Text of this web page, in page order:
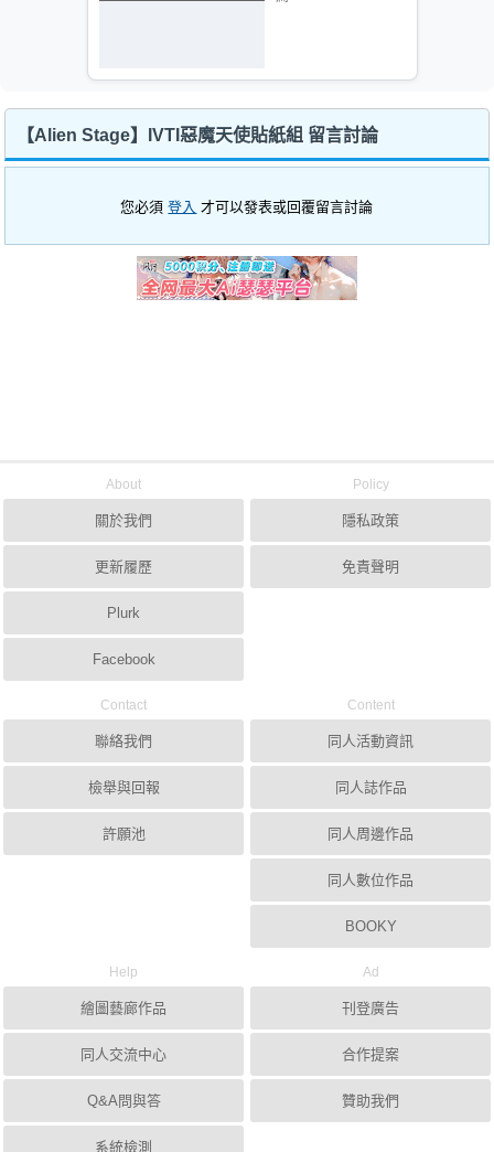
【Alien Stage】IVTI惡魔天使貼紙組 留言討論
您必須登入 才可以發表或回覆留言討論
About
關於我們
更新履歷
Plurk
Facebook
Policy
隱私政策
免責聲明
Contact
聯絡我們
檢舉與回報
許願池
Content
同人活動資訊
同人誌作品
同人周邊作品
同人數位作品
BOOKY
Help
繪圖藝廊作品
同人交流中心
Q&A問與答
系統檢測
Ad
刊登廣告
合作提案
贊助我們